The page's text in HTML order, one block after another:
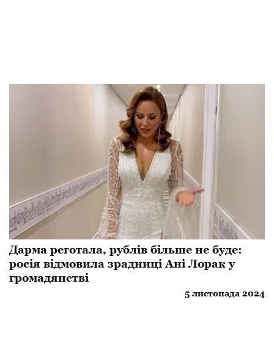
Дарма реготала, рублів більше не буде:
росія відмовила зрадниці Ані Лорак у
громадянстві
5 листопада 2024